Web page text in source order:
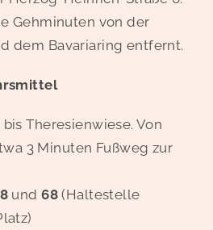
Gehminuten von der
dem Bavariaring entfernt.
bis Theresienwiese. Von
3 Minuten Fußweg zur
und 68(Haltestelle